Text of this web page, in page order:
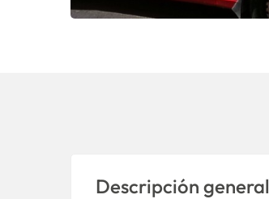
Descripción general